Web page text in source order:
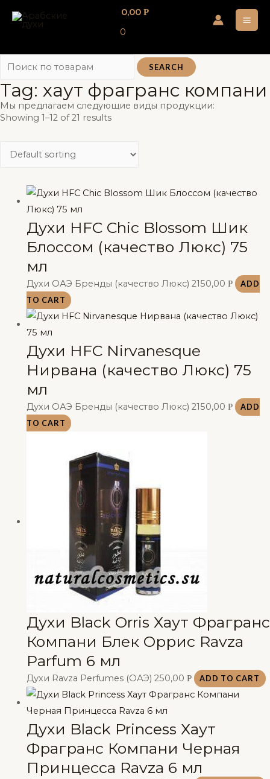
0,00 Р
0
SEARCH
Tag: хаут фрагранс компани
Мы предлагаем следующие виды продукции:
Showing 1–12 of 21 results
Духи HFC Chic Blossom Шик
Блоссом (качество Люкс) 75
мл
Духи ОАЭ Бренды (качество Люкс) 2150,00 Р
ADD
TO CART
Духи HFC Nirvanesque
Нирвана (качество Люкс) 75
мл
Духи ОАЭ Бренды (качество Люкс) 2150,00 Р
ADD
TO CART
Духи Black Orris Хаут Фрагранс
Компани Блек Оррис Ravza
Parfum 6 мл
Духи Ravza Perfumes (ОАЭ) 250,00 Р ADD TO CART
Духи Black Princess Хаут
Фрагранс Компани Черная
Принцесса Ravza 6 мл